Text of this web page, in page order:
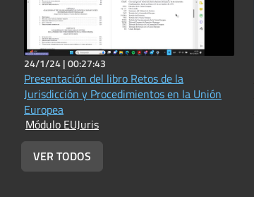
24/1/24 |00:27:43
Presentación del libro Retos de la
Jurisdicción y Procedimientos en la Unión
Europea
Módulo EUJuris
VER TODOS